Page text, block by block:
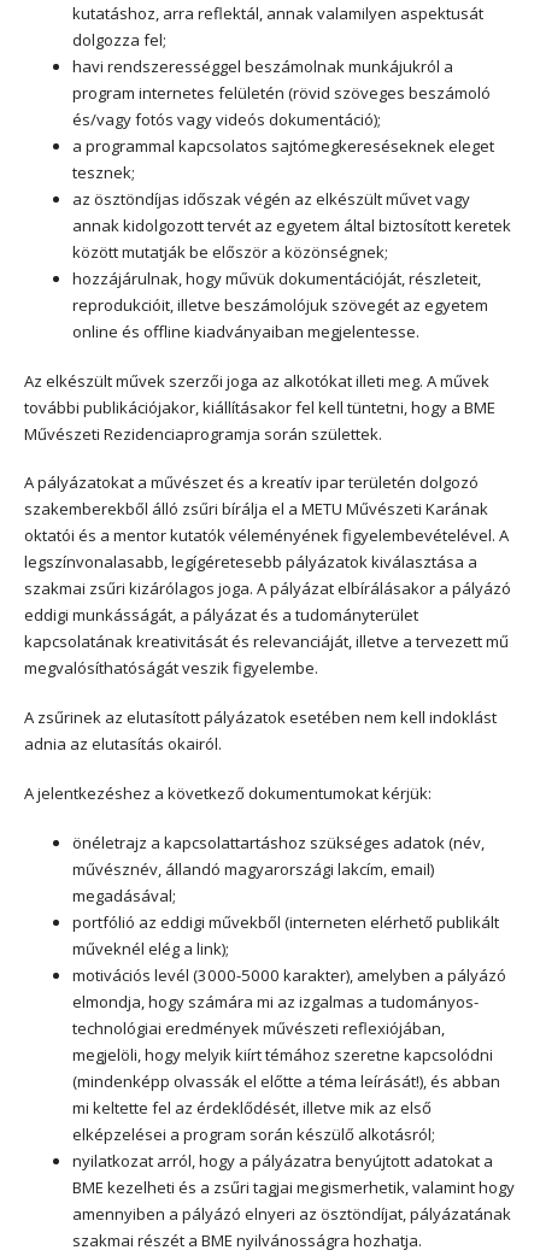
kutatáshoz, arra reflektál, annak valamilyen aspektusát
dolgozza fel;
havi rendszerességgel beszámolnak munkájukról a
program internetes felületén (rövid szöveges beszámoló
és/vagy fotós vagy videós dokumentáció);
a programmal kapcsolatos sajtómegkereséseknek eleget
tesznek;
az ösztöndíjas időszak végén az elkészült művet vagy
annak kidolgozott tervét az egyetem által biztosított keretek
között mutatják be először a közönségnek;
hozzájárulnak, hogy művük dokumentációját, részleteit,
reprodukcióit, illetve beszámolójuk szövegét az egyetem
online és offline kiadványaiban megjelentesse.
Az elkészült művek szerzői joga az alkotókat illeti meg. A művek
további publikációjakor, kiállításakor fel kell tüntetni, hogy a BME
Művészeti Rezidenciaprogramja során születtek.
A pályázatokat a művészet és a kreatív ipar területén dolgozó
szakemberekből álló zsűri bírálja el a METU Művészeti Karának
oktatói és a mentor kutatók véleményének figyelembevételével. A
legszínvonalasabb, legígéretesebb pályázatok kiválasztása a
szakmai zsűri kizárólagos joga. A pályázat elbírálásakor a pályázó
eddigi munkásságát, a pályázat és a tudományterület
kapcsolatának kreativitását és relevanciáját, illetve a tervezett mű
megvalósíthatóságát veszik figyelembe.
A zsűrinek az elutasított pályázatok esetében nem kell indoklást
adnia az elutasítás okairól.
A jelentkezéshez a következő dokumentumokat kérjük:
önéletrajz a kapcsolattartáshoz szükséges adatok (név,
művésznév, állandó magyarországi lakcím, email)
megadásával;
portfólió az eddigi művekből (interneten elérhető publikált
műveknél elég a link);
motivációs levél (3000-5000 karakter), amelyben a pályázó
elmondja, hogy számára mi az izgalmas a tudományos-
technológiai eredmények művészeti reflexiójában,
megjelöli, hogy melyik kiírt témához szeretne kapcsolódni
(mindenképp olvassák el előtte a téma leírását!), és abban
mi keltette fel az érdeklődését, illetve mik az első
elképzelései a program során készülő alkotásról;
nyilatkozat arról, hogy a pályázatra benyújtott adatokat a
BME kezelheti és a zsűri tagjai megismerhetik, valamint hogy
amennyiben a pályázó elnyeri az ösztöndíjat, pályázatának
szakmai részét a BME nyilvánosságra hozhatja.